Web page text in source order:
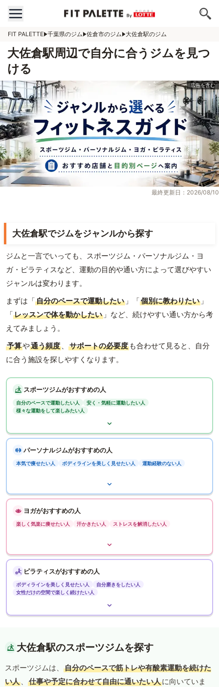
FIT PALETTE 千葉県のジム 佐倉市のジム 大佐倉駅のジム
大佐倉駅周辺で自分に合うジムを見つ
ける
最終更新日：2026/08/10
大佐倉駅でジムをジャンルから探す
ジムと一言でいっても、スポーツジム・パーソナルジム・ヨ
ガ・ピラティスなど、運動の目的や通い方によって選びやすい
ジャンルは変わります。
まずは「自分のペースで運動したい 」「個別に教わりたい 」
「レッスンで体を動かしたい 」など、続けやすい通い方から考
えてみましょう。
予算や通う頻度 、 サポートの必要度 も合わせて見ると、自分
に合う施設を探しやすくなります。
スポーツジムがおすすめの人
自分のペースで運動したい人
安く・気軽に運動したい人
様々な運動をして楽しみたい人
パーソナルジムがおすすめの人
本気で痩せたい人 ボディラインを美しく見せたい人 運動経験のない人
ヨガがおすすめの人
楽しく気楽に痩せたい人 汗かきたい人 ストレスを解消したい人
ピラティスがおすすめの人
ボディラインを美しく見せたい人
自分磨きをしたい人
女性だけの空間で楽しく続けたい人
大佐倉駅のスポーツジムを探す
スポーツジムは、
自分のペースで筋トレや有酸素運動を続けた
い人 、 仕事や予定に合わせて自由に通いたい人に向いていま